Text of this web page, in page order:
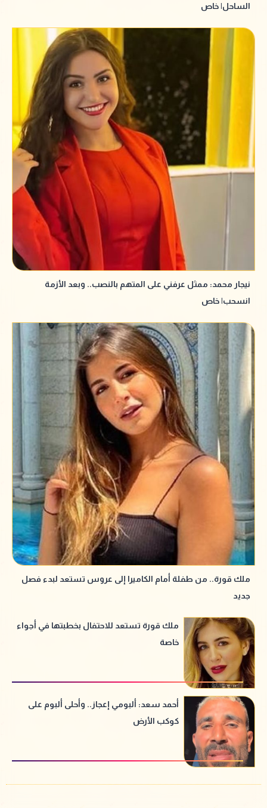
الساحل| خاص
نيجار محمد: ممثل عرفني على المتهم بالنصب.. وبعد الأزمة
انسحب| خاص
ملك قورة.. من طفلة أمام الكاميرا إلى عروس تستعد لبدء فصل
جديد
ملك قورة تستعد للاحتفال بخطبتها في أجواء
خاصة
أحمد سعد: ألبومي إعجاز.. وأحلى ألبوم على
كوكب الأرض